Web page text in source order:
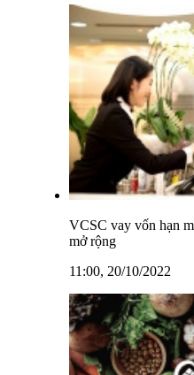
VCSC vay vốn hạn
mở rộng
11:00, 20/10/2022